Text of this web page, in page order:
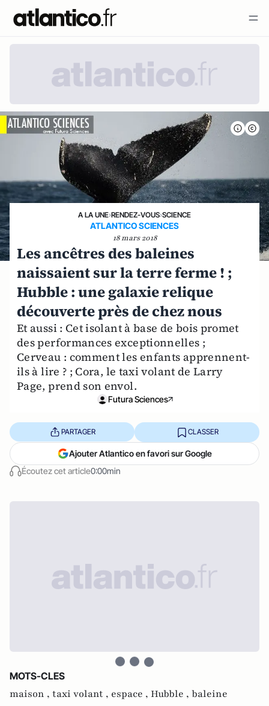
A LA UNE›RENDEZ-VOUS›SCIENCE
ATLANTICO SCIENCES
18 mars 2018
Les ancêtres des baleines
naissaient sur la terre ferme ! ;
Hubble : une galaxie relique
découverte près de chez nous
Et aussi : Cet isolant à base de bois promet
des performances exceptionnelles ;
Cerveau : comment les enfants apprennent-
ils à lire ? ; Cora, le taxi volant de Larry
Page, prend son envol.
Futura Sciences
Écoutez cet article0:00min
PARTAGER CLASSER
Ajouter Atlantico en favori sur Google
MOTS-CLES
maison , taxi volant , espace , Hubble , baleine